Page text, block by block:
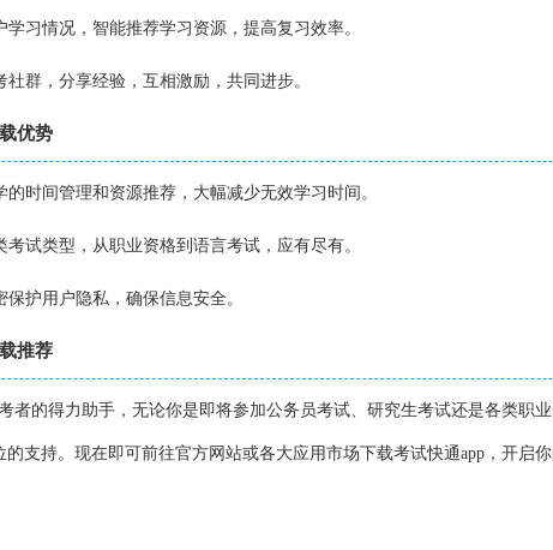
习情况，智能推荐学习资源，提高复习效率。
群，分享经验，互相激励，共同进步。
优势
的时间管理和资源推荐，大幅减少无效学习时间。
试类型，从职业资格到语言考试，应有尽有。
护用户隐私，确保信息安全。
推荐
者的得力助手，无论你是即将参加公务员考试、研究生考试还是各类职
支持。现在即可前往官方网站或各大应用市场下载考试快通app，开启你